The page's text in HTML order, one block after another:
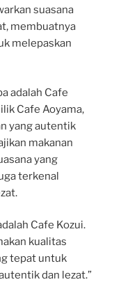
suasana
membuatnya
melepaskan
adalah Cafe
Cafe Aoyama,
yang autentik
makanan
yang
terkenal
Cafe Kozui.
kualitas
tepat untuk
dan lezat.”